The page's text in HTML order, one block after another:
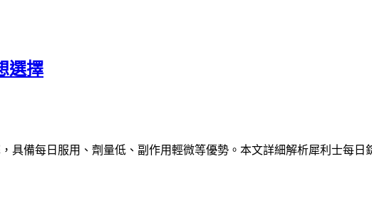
選擇
具備每日服用、劑量低、副作用輕微等優勢。本文詳細解析犀利士每日